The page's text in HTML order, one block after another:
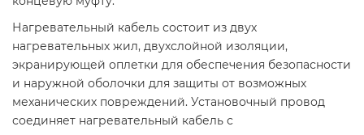
Нагревательный кабель состоит из двух
нагревательных жил, двухслойной изоляции,
экранирующей оплетки для обеспечения безопасности
и наружной оболочки для защиты от возможных
механических повреждений. Установочный провод
соединяет нагревательный кабель с